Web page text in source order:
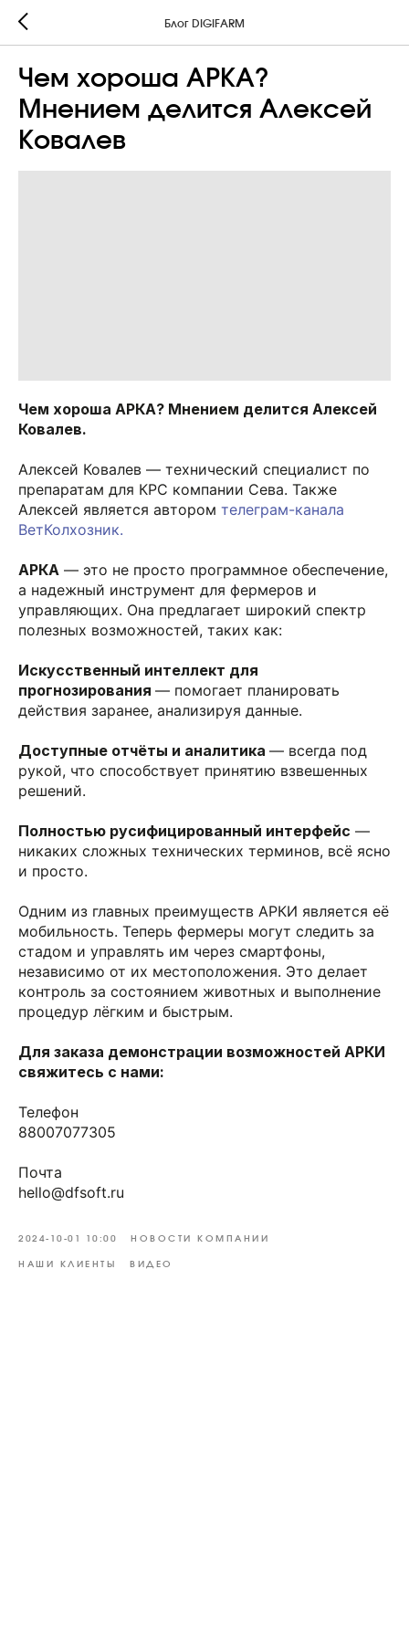
Блог DIGIFARM
Чем хороша АРКА?
Мнением делится Алексей
Ковалев
Чем хороша АРКА? Мнением делится Алексей
Ковалев.
Алексей Ковалев — технический специалист по
препаратам для КРС компании Сева. Также
Алексей является автором телеграм-канала
ВетКолхозник.
АРКА — это не просто программное обеспечение,
а надежный инструмент для фермеров и
управляющих. Она предлагает широкий спектр
полезных возможностей, таких как:
Искусственный интеллект для
прогнозирования — помогает планировать
действия заранее, анализируя данные.
Доступные отчёты и аналитика — всегда под
рукой, что способствует принятию взвешенных
решений.
Полностью русифицированный интерфейс —
никаких сложных технических терминов, всё ясно
и просто.
Одним из главных преимуществ АРКИ является её
мобильность. Теперь фермеры могут следить за
стадом и управлять им через смартфоны,
независимо от их местоположения. Это делает
контроль за состоянием животных и выполнение
процедур лёгким и быстрым.
Для заказа демонстрации возможностей АРКИ
свяжитесь с нами:
Телефон
88007077305
Почта
hello@dfsoft.ru
2024-10-01 10:00 НОВОСТИ КОМПАНИИ
НАШИ КЛИЕНТЫ ВИДЕО